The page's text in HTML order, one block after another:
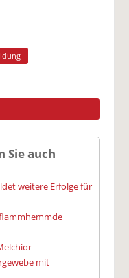
Sie auch
weitere Erfolge für
mit